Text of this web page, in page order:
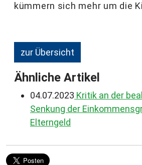
kümmern sich mehr um die
zur Übersicht
Ähnliche Artikel
04.07.2023 Kritik an der
Senkung der
Elterngeld